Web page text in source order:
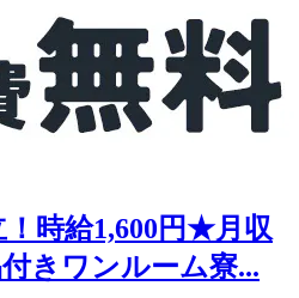
時給1,600円★月収
きワンルーム寮...